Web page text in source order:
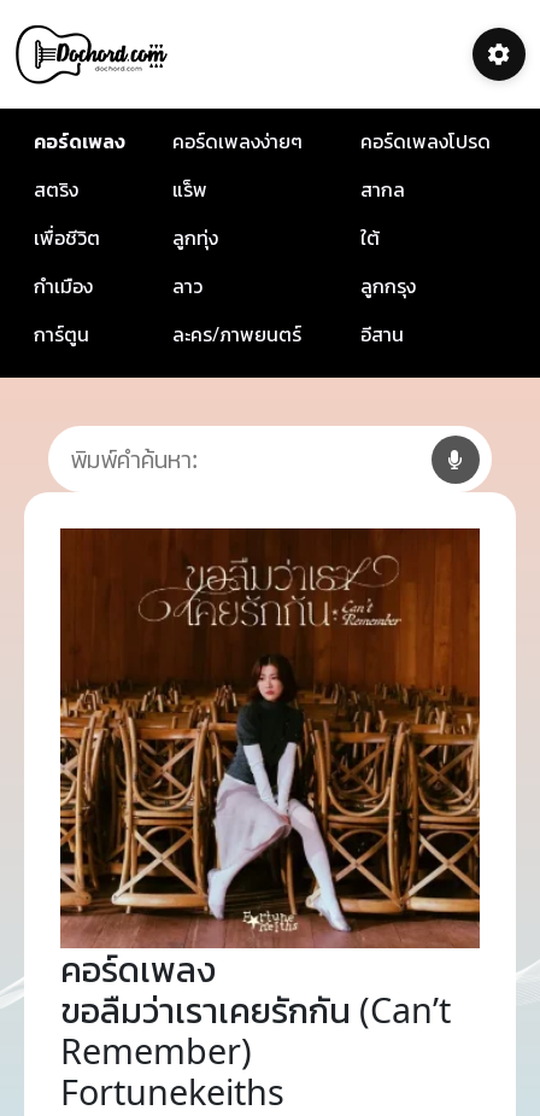
คอร์ดเพลง คอร์ดเพลงง่ายๆ
คอร์ดเพลงโปรด
สตริง
แร็พ
สากล
เพื่อชีวิต
ลูกทุ่ง
ใต้
กำเมือง
ลาว
ลูกกรุง
การ์ตูน
ละคร/ภาพยนตร์ อีสาน
คอร์ดเพลง
ขอลืมว่าเราเคยรักกัน (Can’t
Remember)
Fortunekeiths